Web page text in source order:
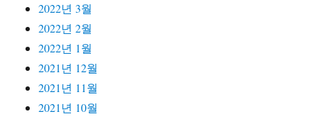
2022년 3월
2022년 2월
2022년 1월
2021년 12월
2021년 11월
2021년 10월